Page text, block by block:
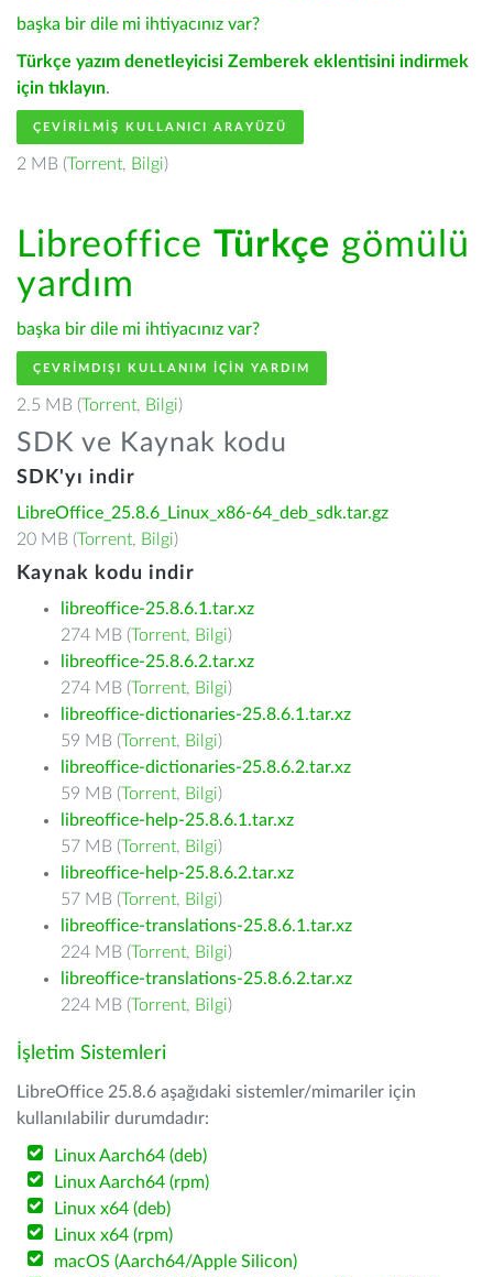
başka bir dile mi ihtiyacınız var?
Türkçe yazım denetleyicisi Zemberek eklentisini indirmek
için tıklayın.
ÇEVIRILMIŞ KULLANICI ARAYÜZÜ
2 MB (Torrent, Bilgi)
Libreoffice Türkçe gömülü
yardım
başka bir dile mi ihtiyacınız var?
ÇEVRIMDIŞI KULLANIM IÇIN YARDIM
2.5 MB (Torrent, Bilgi)
SDK ve Kaynak kodu
SDK'yı indir
LibreOffice_25.8.6_Linux_x86-64_deb_sdk.tar.gz
20 MB (Torrent, Bilgi)
Kaynak kodu indir
libreoffice-25.8.6.1.tar.xz
274 MB (Torrent, Bilgi)
libreoffice-25.8.6.2.tar.xz
274 MB (Torrent, Bilgi)
libreoffice-dictionaries-25.8.6.1.tar.xz
59 MB (Torrent, Bilgi)
libreoffice-dictionaries-25.8.6.2.tar.xz
59 MB (Torrent, Bilgi)
libreoffice-help-25.8.6.1.tar.xz
57 MB (Torrent, Bilgi)
libreoffice-help-25.8.6.2.tar.xz
57 MB (Torrent, Bilgi)
libreoffice-translations-25.8.6.1.tar.xz
224 MB (Torrent, Bilgi)
libreoffice-translations-25.8.6.2.tar.xz
224 MB (Torrent, Bilgi)
İşletim Sistemleri
LibreOffice 25.8.6 aşağıdaki sistemler/mimariler için
kullanılabilir durumdadır:
Linux Aarch64 (deb)
Linux Aarch64 (rpm)
Linux x64 (deb)
Linux x64 (rpm)
macOS (Aarch64/Apple Silicon)